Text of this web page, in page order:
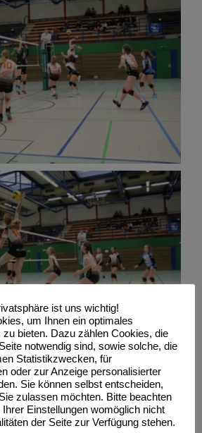
ist uns wichtig!
um Ihnen ein optimales
bieten. Dazu zählen Cookies, die
notwendig sind, sowie solche, die
Statistikzwecken, für
oder zur Anzeige personalisierter
Sie können selbst entscheiden,
zulassen möchten. Bitte beachten
Einstellungen womöglich nicht
der Seite zur Verfügung stehen.